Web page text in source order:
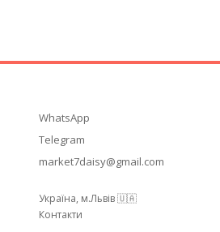
WhatsApp
Telegram
market7daisy@gmail.com
Україна, м.Львів 🇺🇦
Контакти